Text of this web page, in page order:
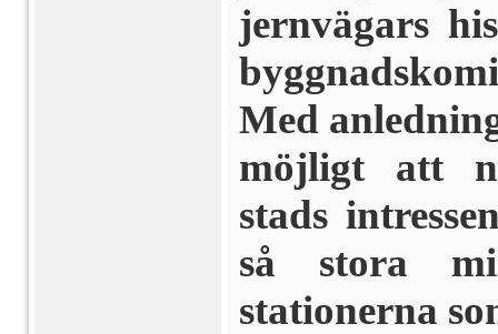
jernvägars
Med
möjligt att
stads
så stora
stationerna